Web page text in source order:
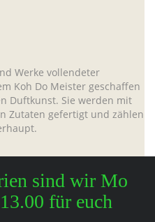
Werke vollendeter
Koh Do Meister geschaffen
Duftkunst. Sie werden mit
Zutaten gefertigt und zählen
sind wir Mo
für euch